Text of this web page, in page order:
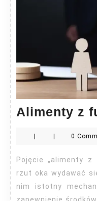
Alimenty z
0
Pojęcie „alimenty z funduszu” może na pierwszy
rzut oka wydawać
nim istotny